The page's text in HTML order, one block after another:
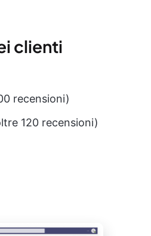
clienti
recensioni)
120 recensioni)